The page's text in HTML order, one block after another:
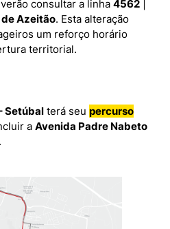
consultar a linha 4562
Azeitão. Esta alteração
um reforço horário
territorial.
Setúbal terá seu percurso
a Avenida Padre Nabeto
.